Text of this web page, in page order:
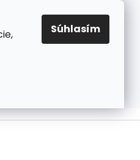
Súhlasím
PRAVIDLÁ PRE COOKIES
EUR